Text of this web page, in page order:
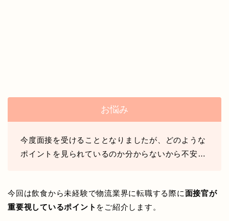
お悩み
今度面接を受けることとなりましたが、どのような
ポイントを見られているのか分からないから不安…
今回は飲食から未経験で物流業界に転職する際に面接官が
重要視しているポイント をご紹介します。